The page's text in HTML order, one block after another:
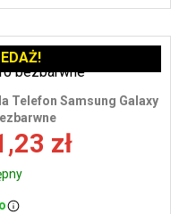
Telefon Samsung Galaxy
zł